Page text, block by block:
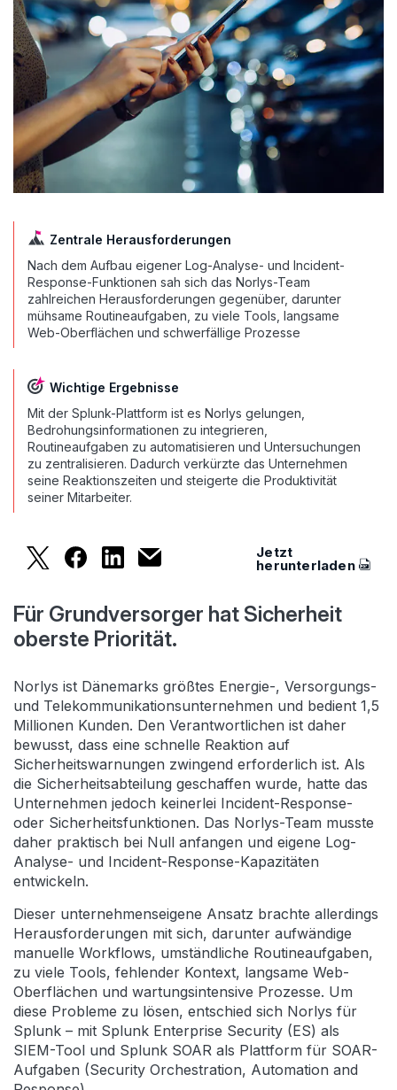
Zentrale Herausforderungen
Nach dem Aufbau eigener Log-Analyse- und Incident-
Response-Funktionen sah sich das Norlys-Team
zahlreichen Herausforderungen gegenüber, darunter
mühsame Routineaufgaben, zu viele Tools, langsame
Web-Oberflächen und schwerfällige Prozesse
Wichtige Ergebnisse
Mit der Splunk-Plattform ist es Norlys gelungen,
Bedrohungsinformationen zu integrieren,
Routineaufgaben zu automatisieren und Untersuchungen
zu zentralisieren. Dadurch verkürzte das Unternehmen
seine Reaktionszeiten und steigerte die Produktivität
seiner Mitarbeiter.
Dänemarks größtes Versorgungs- und
Dänemarks größtes Versorgungs- und
Dänemarks größtes Versorgungs-
Dänemarks größtes
Jetzt
herunterladen
Für Grundversorger hat Sicherheit
oberste Priorität.
Norlys ist Dänemarks größtes Energie-, Versorgungs-
und Telekommunikationsunternehmen und bedient 1,5
Millionen Kunden. Den Verantwortlichen ist daher
bewusst, dass eine schnelle Reaktion auf
Sicherheitswarnungen zwingend erforderlich ist. Als
die Sicherheitsabteilung geschaffen wurde, hatte das
Unternehmen jedoch keinerlei Incident-Response-
oder Sicherheitsfunktionen. Das Norlys-Team musste
daher praktisch bei Null anfangen und eigene Log-
Analyse- und Incident-Response-Kapazitäten
entwickeln.
Dieser unternehmenseigene Ansatz brachte allerdings
Herausforderungen mit sich, darunter aufwändige
manuelle Workflows, umständliche Routineaufgaben,
zu viele Tools, fehlender Kontext, langsame Web-
Oberflächen und wartungsintensive Prozesse. Um
diese Probleme zu lösen, entschied sich Norlys für
Splunk – mit Splunk Enterprise Security (ES) als
SIEM-Tool und Splunk SOAR als Plattform für SOAR-
Aufgaben (Security Orchestration, Automation and